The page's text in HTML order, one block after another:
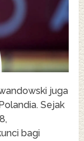
juga
Sejak
bagi